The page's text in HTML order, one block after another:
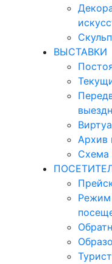
ВЫСТАВКИ
Архив
Схема
Режим